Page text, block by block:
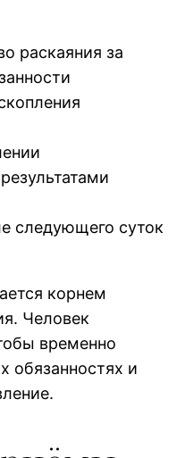
раскаяния за
следующего суток
корнем
Человек
временно
обязанностях и